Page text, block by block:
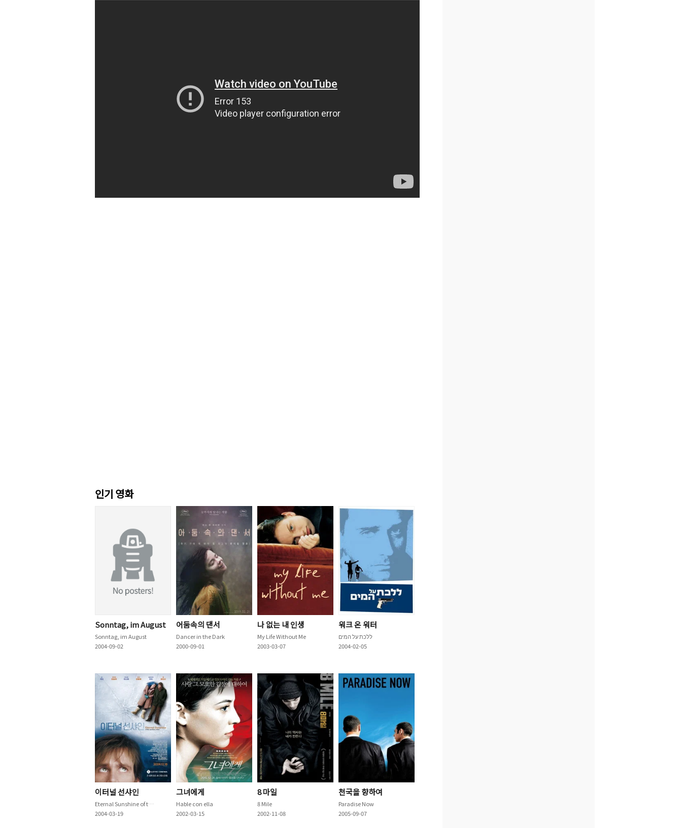
인기 영화
Sonntag, im August
Sonntag, im August
2004-09-02
어둠속의 댄서
Dancer in the Dark
2000-09-01
나 없는 내 인생
My Life Without Me
2003-03-07
워크 온 워터
ללכת על המים
2004-02-05
이터널 선샤인
Eternal Sunshine of the Spotless Mind
2004-03-19
그녀에게
Hable con ella
2002-03-15
8 마일
8 Mile
2002-11-08
천국을 향하여
Paradise Now
2005-09-07